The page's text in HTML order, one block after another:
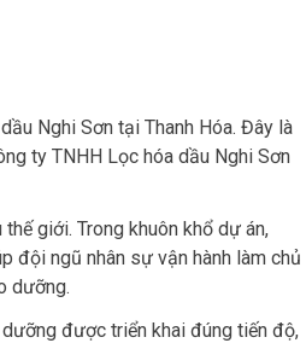
Nghi Sơn tại Thanh Hóa. Đây là
ty TNHH Lọc hóa dầu Nghi Sơn
giới. Trong khuôn khổ dự án,
đội ngũ nhân sự vận hành làm chủ
dưỡng.
được triển khai đúng tiến độ,